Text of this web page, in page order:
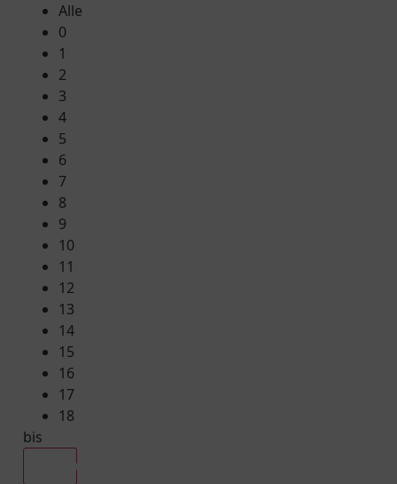
Alle
0
1
2
3
4
5
6
7
8
9
10
11
12
13
14
15
16
17
18
bis